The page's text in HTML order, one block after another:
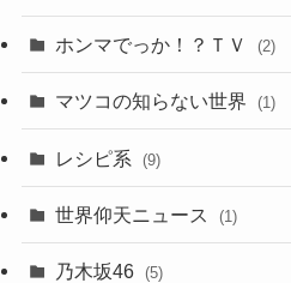
ホンマでっか！？ＴＶ (2)
マツコの知らない世界 (1)
レシピ系 (9)
世界仰天ニュース (1)
乃木坂46 (5)